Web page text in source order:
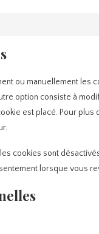
ou manuellement les
option consiste à
est placé. Pour plus
cookies sont
lorsque vous